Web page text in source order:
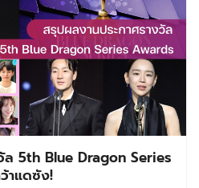
ล 5th Blue Dragon Series
าแดซัง!